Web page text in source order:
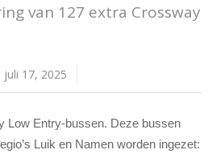
van 127 extra Crossway
juli 17, 2025
Low Entry-bussen. Deze bussen
Luik en Namen worden ingezet: